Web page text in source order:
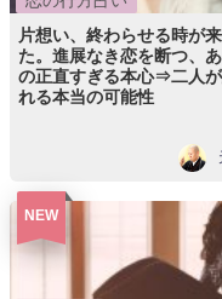
片想い、終わらせる時が
た。進展なき恋を断つ、
の正直すぎる本心⇒二人
れる本当の可能性
NEW